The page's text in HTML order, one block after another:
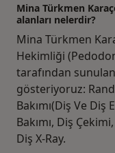
Mina Türkmen
alanları nelerdir?
Mina Türkmen
Hekimliği
tarafından
gösteriyoruz:
Bakımı(Diş Ve Diş
Bakımı, Diş
Diş X-Ray.